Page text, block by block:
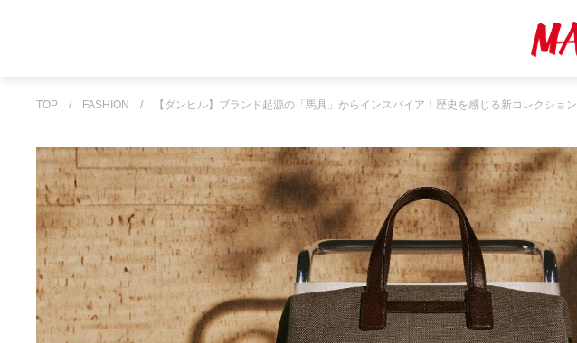
TOP / FASHION / 【ダンヒル】ブランド起源の「馬具」からインスパイア！歴史を感じる新コレクション